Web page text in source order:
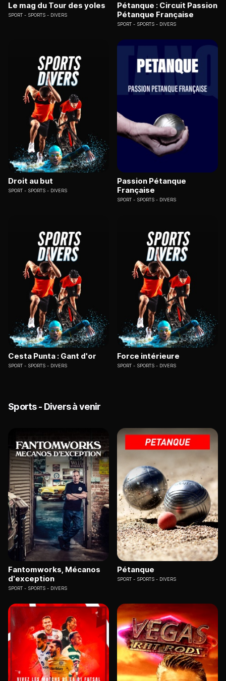
Le mag du Tour des yoles
SPORT SPORTS - DIVERS
Pétanque : Circuit Passion
Pétanque Française
SPORT SPORTS - DIVERS
Droit au but
SPORT SPORTS - DIVERS
Passion Pétanque
Française
SPORT SPORTS - DIVERS
Cesta Punta : Gant d'or
SPORT SPORTS - DIVERS
Force intérieure
SPORT SPORTS - DIVERS
Sports - Divers à venir
Fantomworks, Mécanos
d'exception
SPORT SPORTS - DIVERS
Pétanque
SPORT SPORTS - DIVERS